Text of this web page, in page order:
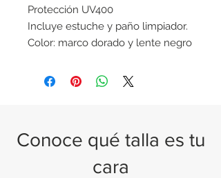
Protección UV400
Incluye estuche y paño limpiador.
Color: marco dorado y lente negro
Conoce qué talla es tu
cara